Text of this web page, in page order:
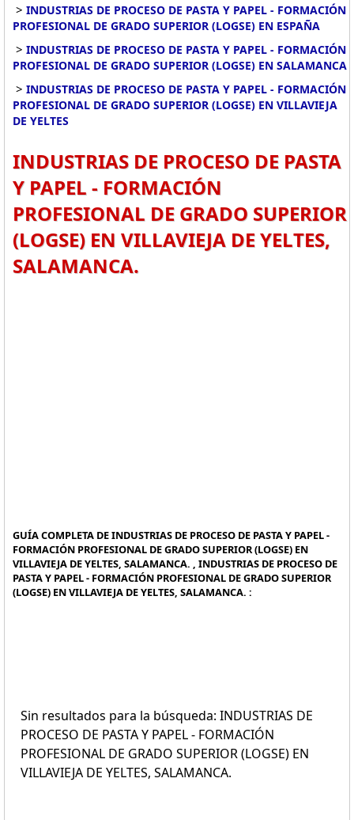
> INDUSTRIAS DE PROCESO DE PASTA Y PAPEL - FORMACIÓN
PROFESIONAL DE GRADO SUPERIOR (LOGSE) EN ESPAÑA
> INDUSTRIAS DE PROCESO DE PASTA Y PAPEL - FORMACIÓN
PROFESIONAL DE GRADO SUPERIOR (LOGSE) EN SALAMANCA
> INDUSTRIAS DE PROCESO DE PASTA Y PAPEL - FORMACIÓN
PROFESIONAL DE GRADO SUPERIOR (LOGSE) EN VILLAVIEJA
DE YELTES
INDUSTRIAS DE PROCESO DE PASTA
Y PAPEL - FORMACIÓN
PROFESIONAL DE GRADO SUPERIOR
(LOGSE) EN VILLAVIEJA DE YELTES,
SALAMANCA.
GUÍA COMPLETA DE INDUSTRIAS DE PROCESO DE PASTA Y PAPEL -
FORMACIÓN PROFESIONAL DE GRADO SUPERIOR (LOGSE) EN
VILLAVIEJA DE YELTES, SALAMANCA. , INDUSTRIAS DE PROCESO DE
PASTA Y PAPEL - FORMACIÓN PROFESIONAL DE GRADO SUPERIOR
(LOGSE) EN VILLAVIEJA DE YELTES, SALAMANCA. :
Sin resultados para la búsqueda: INDUSTRIAS DE
PROCESO DE PASTA Y PAPEL - FORMACIÓN
PROFESIONAL DE GRADO SUPERIOR (LOGSE) EN
VILLAVIEJA DE YELTES, SALAMANCA.